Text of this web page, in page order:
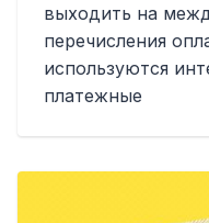
выходить на
перечисления
используются
платежные